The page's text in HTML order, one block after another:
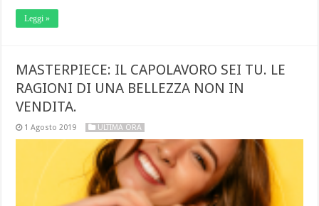
Leggi »
MASTERPIECE: IL CAPOLAVORO SEI TU. LE
RAGIONI DI UNA BELLEZZA NON IN
VENDITA.
1 Agosto 2019 ULTIMA ORA